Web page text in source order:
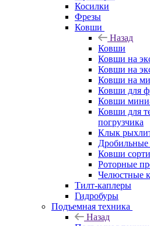
Косилки
Фрезы
Ковши
Назад
Ковши
Ковши на
Ковши на
Ковши на
Ковши для
Ковши
Ковши для
погрузчика
Клык
Ковши
Роторные
Челюстные
Тилт-каплеры
Гидробуры
Подъемная техника
Назад